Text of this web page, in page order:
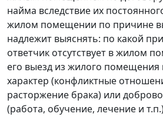
найма вследствие их
жилом помещении по причине
надлежит выяснять: по какой
ответчик отсутствует в жилом
его выезд из жилого
характер (конфликтные
расторжение брака) или
(работа, обучение, лечение и